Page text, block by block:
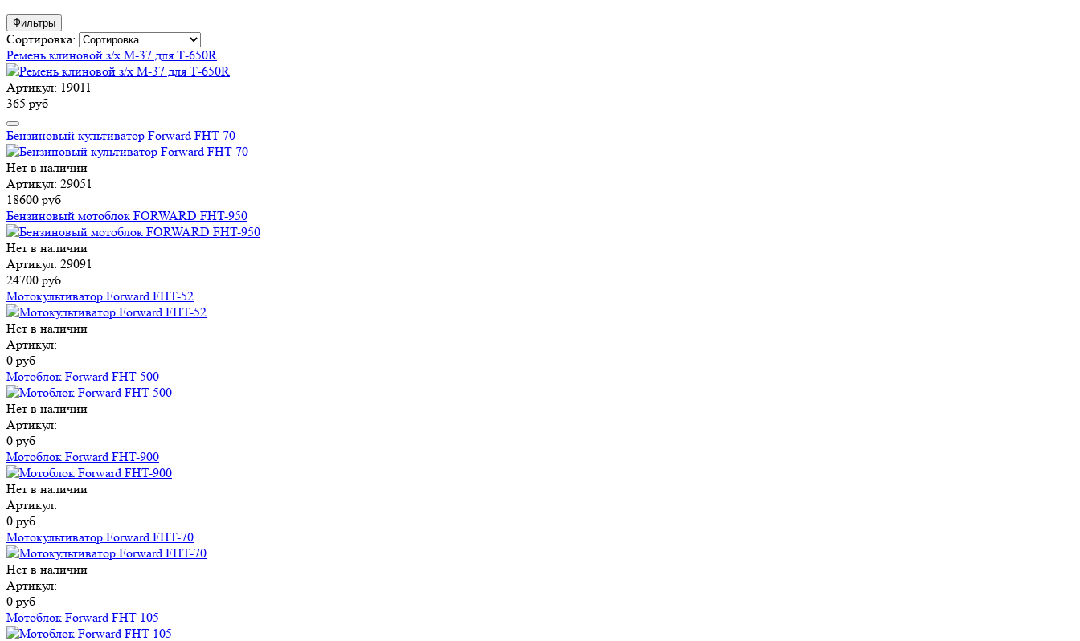
Фильтры
Сортировка:
Ремень клиновой з/х М-37 для Т-650R
Артикул: 19011
365 руб
Бензиновый культиватор Forward FHT-70
Нет в наличии
Артикул: 29051
18600 руб
Бензиновый мотоблок FORWARD FHT-950
Нет в наличии
Артикул: 29091
24700 руб
Мотокультиватор Forward FHT-52
Нет в наличии
Артикул:
0 руб
Мотоблок Forward FHT-500
Нет в наличии
Артикул:
0 руб
Мотоблок Forward FHT-900
Нет в наличии
Артикул:
0 руб
Мотокультиватор Forward FHT-70
Нет в наличии
Артикул:
0 руб
Мотоблок Forward FHT-105